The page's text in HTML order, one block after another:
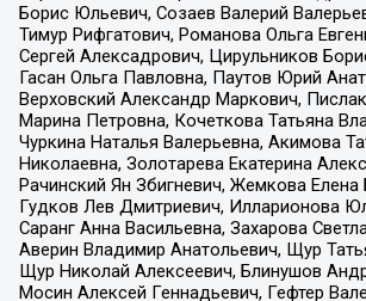
Борис Юльевич, Созаев Валерий
Тимур Рифгатович, Романова Ольга
Сергей Алексадрович, Цирульников
Гасан Ольга Павловна, Паутов Юрий
Верховский Александр Маркович,
Марина Петровна, Кочеткова Татьяна
Чуркина Наталья Валерьевна, Акимова
Николаевна, Золотарева Екатерина
Рачинский Ян Збигневич, Жемкова Елена
Гудков Лев Дмитриевич, Илларионова
Саранг Анна Васильевна, Захарова
Аверин Владимир Анатольевич, Щур
Щур Николай Алексеевич, Блинушов
Мосин Алексей Геннадьевич, Гефтер